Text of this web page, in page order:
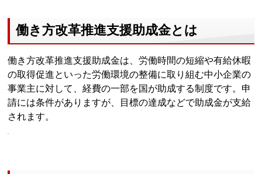
働き方改革推進支援助成金とは
働き方改革推進支援助成金は、労働時間の短縮や有給休暇
の取得促進といった労働環境の整備に取り組む中小企業の
事業主に対して、経費の一部を国が助成する制度です。申
請には条件がありますが、目標の達成などで助成金が支給
されます。